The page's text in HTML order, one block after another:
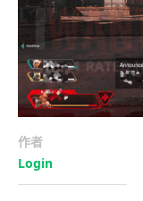
作者
Login